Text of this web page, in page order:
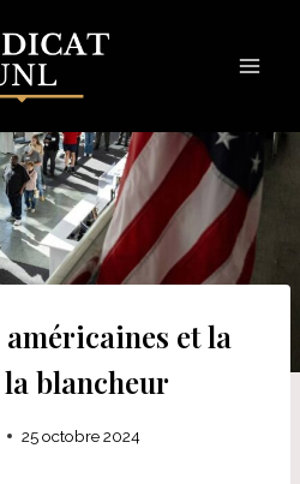
et la
blancheur
25 octobre 2024